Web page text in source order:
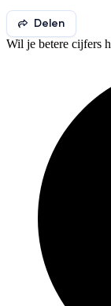
Delen
Wil je betere cijfers